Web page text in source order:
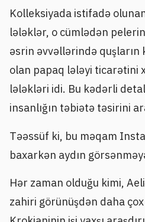
Kolleksiyada istifadə
lələklər, o cümlədən
əsrin əvvəllərində quşların
olan papaq lələyi ticarətini
lələkləri idi. Bu kədərli
insanlığın təbiətə təsirini
Təəssüf ki, bu məqam
baxarkən aydın
Hər zaman olduğu kimi,
zahiri görünüşdən daha